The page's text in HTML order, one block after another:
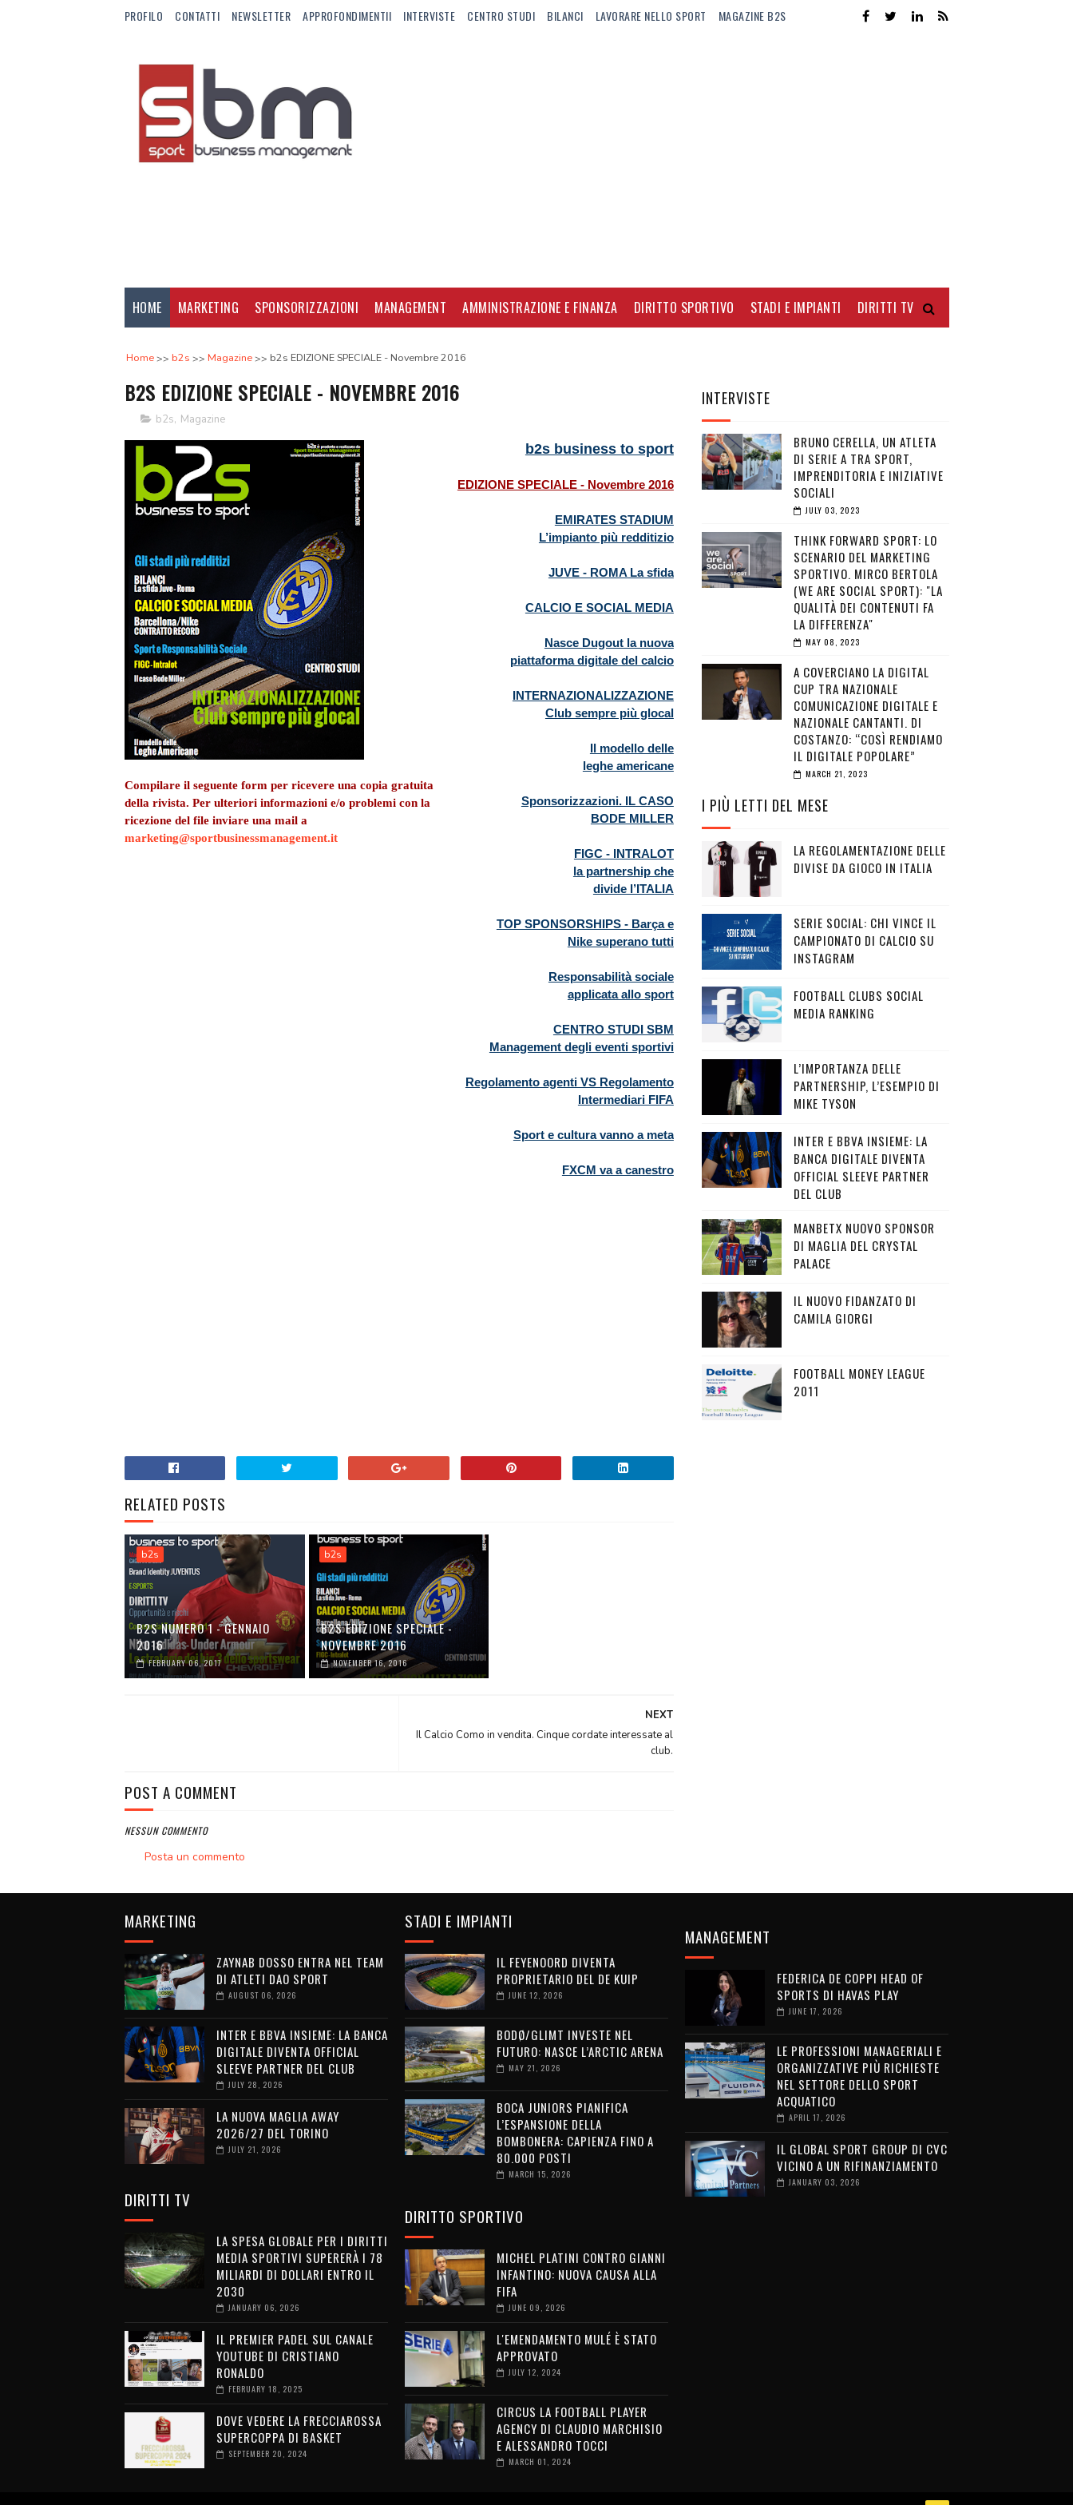
PROFILO CONTATTI NEWSLETTER APPROFONDIMENTII INTERVISTE CENTRO STUDI BILANCI LAVORARE NELLO SPORT MAGAZINE B2S
HOME MARKETING SPONSORIZZAZIONI MANAGEMENT AMMINISTRAZIONE E FINANZA DIRITTO SPORTIVO STADI E IMPIANTI DIRITTI TV
Home b2s Magazine b2s EDIZIONE SPECIALE - Novembre 2016
B2S EDIZIONE SPECIALE - NOVEMBRE 2016
b2s, Magazine
b2s business to sport
EDIZIONE SPECIALE - Novembre 2016
Compilare il seguente form per ricevere una copia gratuita
della rivista. Per ulteriori informazioni e/o problemi con la
ricezione del file inviare una mail a
marketing@sportbusinessmanagement.it
EMIRATES STADIUM
L’impianto più redditizio
JUVE - ROMA La sfida
CALCIO E SOCIAL MEDIA
Nasce Dugout la nuova
piattaforma digitale del calcio
INTERNAZIONALIZZAZIONE
Club sempre più glocal
Il modello delle
leghe americane
Sponsorizzazioni. IL CASO
BODE MILLER
FIGC - INTRALOT
la partnership che
divide l’ITALIA
TOP SPONSORSHIPS - Barça e
Nike superano tutti
Responsabilità sociale
applicata allo sport
CENTRO STUDI SBM
Management degli eventi sportivi
Regolamento agenti VS Regolamento
Intermediari FIFA
Sport e cultura vanno a meta
FXCM va a canestro
RELATED POSTS
b2s
B2S NUMERO 1 - GENNAIO
2016
FEBRUARY 06, 2017
b2s
B2S EDIZIONE SPECIALE -
NOVEMBRE 2016
NOVEMBER 16, 2016
NEXT
Il Calcio Como in vendita. Cinque cordate interessate al
club.
POST A COMMENT
NESSUN COMMENTO
Posta un commento
INTERVISTE
BRUNO CERELLA, UN ATLETA
DI SERIE A TRA SPORT,
IMPRENDITORIA E INIZIATIVE
SOCIALI
JULY 03, 2023
THINK FORWARD SPORT: LO
SCENARIO DEL MARKETING
SPORTIVO. MIRCO BERTOLA
(WE ARE SOCIAL SPORT): "LA
QUALITÀ DEI CONTENUTI FA
LA DIFFERENZA"
MAY 08, 2023
A COVERCIANO LA DIGITAL
CUP TRA NAZIONALE
COMUNICAZIONE DIGITALE E
NAZIONALE CANTANTI. DI
COSTANZO: “COSÌ RENDIAMO
IL DIGITALE POPOLARE”
MARCH 21, 2023
I PIÙ LETTI DEL MESE
LA REGOLAMENTAZIONE DELLE
DIVISE DA GIOCO IN ITALIA
SERIE SOCIAL: CHI VINCE IL
CAMPIONATO DI CALCIO SU
INSTAGRAM
FOOTBALL CLUBS SOCIAL
MEDIA RANKING
L’IMPORTANZA DELLE
PARTNERSHIP, L’ESEMPIO DI
MIKE TYSON
INTER E BBVA INSIEME: LA
BANCA DIGITALE DIVENTA
OFFICIAL SLEEVE PARTNER
DEL CLUB
MANBETX NUOVO SPONSOR
DI MAGLIA DEL CRYSTAL
PALACE
IL NUOVO FIDANZATO DI
CAMILA GIORGI
FOOTBALL MONEY LEAGUE
2011
MARKETING
ZAYNAB DOSSO ENTRA NEL TEAM
DI ATLETI DAO SPORT
AUGUST 06, 2026
INTER E BBVA INSIEME: LA BANCA
DIGITALE DIVENTA OFFICIAL
SLEEVE PARTNER DEL CLUB
JULY 28, 2026
LA NUOVA MAGLIA AWAY
2026/27 DEL TORINO
JULY 21, 2026
DIRITTI TV
LA SPESA GLOBALE PER I DIRITTI
MEDIA SPORTIVI SUPERERÀ I 78
MILIARDI DI DOLLARI ENTRO IL
2030
JANUARY 06, 2026
IL PREMIER PADEL SUL CANALE
YOUTUBE DI CRISTIANO
RONALDO
FEBRUARY 18, 2025
DOVE VEDERE LA FRECCIAROSSA
SUPERCOPPA DI BASKET
SEPTEMBER 20, 2024
STADI E IMPIANTI
IL FEYENOORD DIVENTA
PROPRIETARIO DEL DE KUIP
JUNE 12, 2026
BODØ/GLIMT INVESTE NEL
FUTURO: NASCE L’ARCTIC ARENA
MAY 21, 2026
BOCA JUNIORS PIANIFICA
L’ESPANSIONE DELLA
BOMBONERA: CAPIENZA FINO A
80.000 POSTI
MARCH 15, 2026
DIRITTO SPORTIVO
MICHEL PLATINI CONTRO GIANNI
INFANTINO: NUOVA CAUSA ALLA
FIFA
JUNE 09, 2026
L'EMENDAMENTO MULÉ È STATO
APPROVATO
JULY 12, 2024
CIRCUS LA FOOTBALL PLAYER
AGENCY DI CLAUDIO MARCHISIO
E ALESSANDRO TOCCI
MARCH 01, 2024
MANAGEMENT
FEDERICA DE COPPI HEAD OF
SPORTS DI HAVAS PLAY
JUNE 17, 2026
LE PROFESSIONI MANAGERIALI E
ORGANIZZATIVE PIÙ RICHIESTE
NEL SETTORE DELLO SPORT
ACQUATICO
APRIL 17, 2026
IL GLOBAL SPORT GROUP DI CVC
VICINO A UN RIFINANZIAMENTO
JANUARY 03, 2026